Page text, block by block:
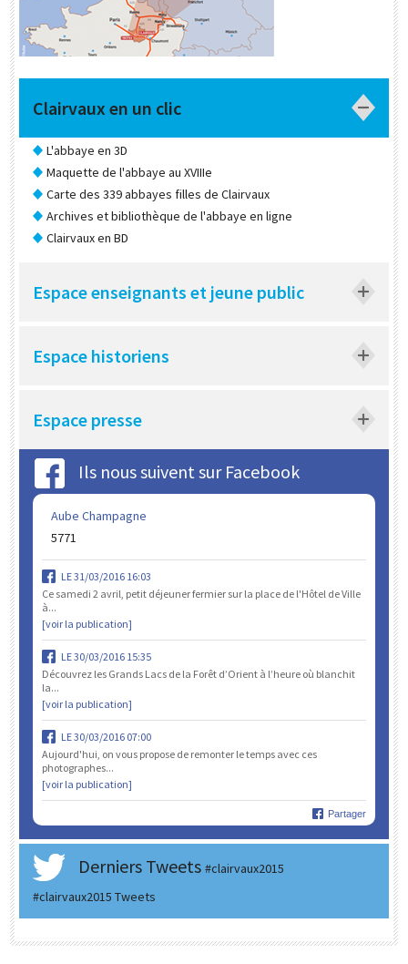
Clairvaux en un clic
L'abbaye en 3D
Maquette de l'abbaye au XVIIIe
Carte des 339 abbayes filles de Clairvaux
Archives et bibliothèque de l'abbaye en ligne
Clairvaux en BD
Espace enseignants et jeune public
Espace historiens
Espace presse
Ils nous suivent sur Facebook
Aube Champagne
5771
LE 31/03/2016 16:03
Ce samedi 2 avril, petit déjeuner fermier sur la place de l'Hôtel de Ville
à...
[voir la publication]
LE 30/03/2016 15:35
Découvrez les Grands Lacs de la Forêt d’Orient à l’heure où blanchit
la...
[voir la publication]
LE 30/03/2016 07:00
Aujourd'hui, on vous propose de remonter le temps avec ces
photographes...
[voir la publication]
Partager
Derniers Tweets#clairvaux2015
#clairvaux2015 Tweets